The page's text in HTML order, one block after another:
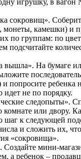
игрушку, в вагон
сокровищ».
монеты, камешки) и
по группам: по
подсчитайте
вышла». На бумаге
и попросите ребенка
идет не по порядку.
следопыты».
комнате или двору.
шаг к следующей
и сложить их,
«сокровища».
Создайте мини-
а ребенок –